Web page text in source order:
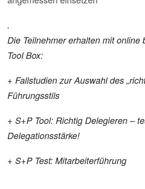
.
Die Teilnehmer erhalten mit online
Tool Box:
+ Fallstudien zur Auswahl des
Führungsstils
+ S+P Tool: Richtig Delegieren –
Delegationsstärke!
+ S+P Test: Mitarbeiterführung